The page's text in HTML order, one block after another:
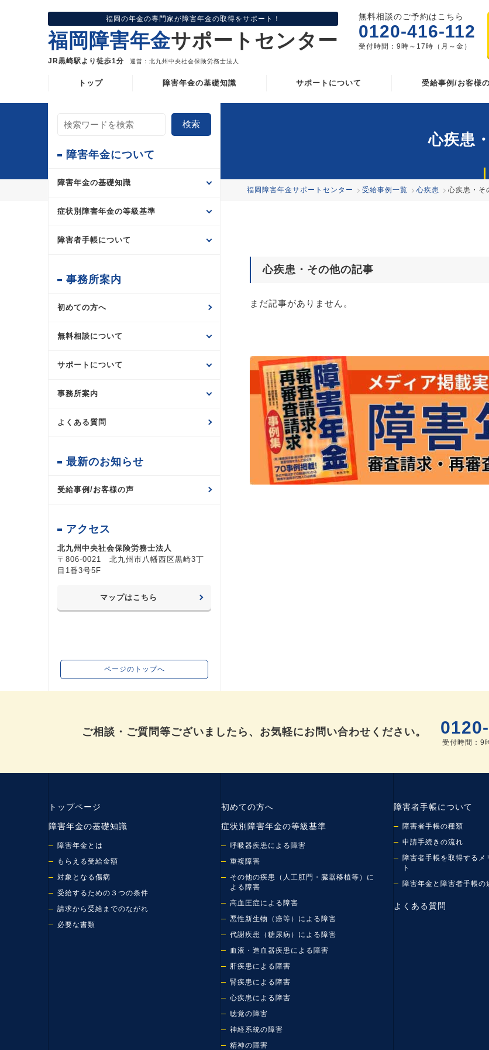
福岡の年金の専門家が障害年金の取得をサポート！
福岡障害年金サポートセンター
JR黒崎駅より徒歩1分 運営：北九州中央社会保険労務士法人
無料相談のご予約はこちら
0120-416-112
受付時間：9時～17時（月～金）
トップ 障害年金の基礎知識 サポートについて 受給事例/お客様
心疾患
福岡障害年金サポートセンター 受給事例一覧 心疾患 心疾患・そ
心疾患・その他の記事
まだ記事がありません。
検索
障害年金について
障害年金の基礎知識
症状別障害年金の等級基準
障害者手帳について
事務所案内
初めての方へ
無料相談について
サポートについて
事務所案内
よくある質問
最新のお知らせ
受給事例/お客様の声
アクセス
北九州中央社会保険労務士法人
〒806-0021 北九州市八幡西区黒崎3丁
目1番3号5F
マップはこちら
ページのトップへ
ご相談・ご質問等ございましたら、お気軽にお問い合わせください。
受付時間：9
トップページ
障害年金の基礎知識
障害年金とは
もらえる受給金額
対象となる傷病
受給するための３つの条件
請求から受給までのながれ
必要な書類
初めての方へ
症状別障害年金の等級基準
呼吸器疾患による障害
重複障害
その他の疾患（人工肛門・臓器移植等）に
よる障害
高血圧症による障害
悪性新生物（癌等）による障害
代謝疾患（糖尿病）による障害
血液・造血器疾患による障害
肝疾患による障害
腎疾患による障害
心疾患による障害
聴覚の障害
神経系統の障害
精神の障害
障害者手帳について
障害者手帳の種類
申請手続きの流れ
障害者手帳を取得するメ
ト
障害年金と障害者手帳の
よくある質問